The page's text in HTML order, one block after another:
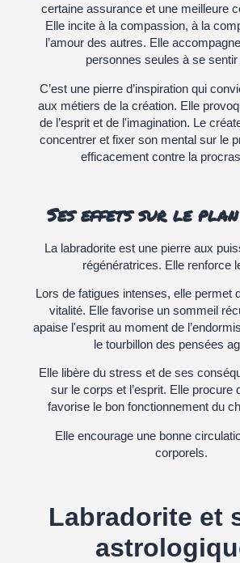
certaine assurance et une meilleure
Elle incite à la compassion, à la
l’amour des autres. Elle
personnes seules à se
C’est une pierre d’inspiration qui
aux métiers de la création. Elle
de l’esprit et de l'imagination. Le
concentrer et fixer son mental sur le
efficacement contre la
Ses effets sur le plan
La labradorite est une pierre aux
régénératrices. Elle renforce
Lors de fatigues intenses, elle permet
vitalité. Elle favorise un sommeil
apaise l'esprit au moment de
le tourbillon des pensées
Elle libère du stress et de ses
sur le corps et l’esprit. Elle procure
favorise le bon fonctionnement du
Elle encourage une bonne
corporels.
Labradorite et